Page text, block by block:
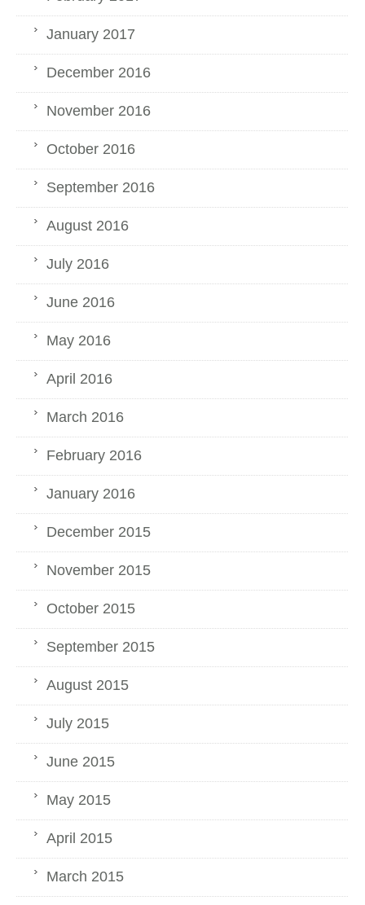
January 2017
December 2016
November 2016
October 2016
September 2016
August 2016
July 2016
June 2016
May 2016
April 2016
March 2016
February 2016
January 2016
December 2015
November 2015
October 2015
September 2015
August 2015
July 2015
June 2015
May 2015
April 2015
March 2015